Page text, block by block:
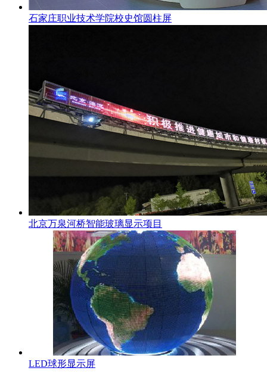
石家庄职业技术学院校史馆圆柱屏
北京万泉河桥智能玻璃显示项目
LED球形显示屏